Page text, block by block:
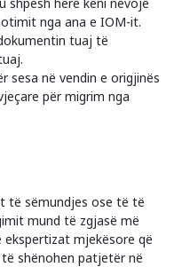
nga ana e IOM-it.
tuaj të
sesa në vendin e origjinës
për migrim nga
të sëmundjes ose të të
mund të zgjasë më
mjekësore që
shënohen patjetër në